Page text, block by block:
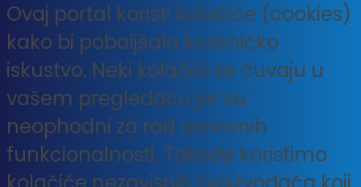
Ovaj portal koristi kolačiće (cookies)
kako bi poboljšala korisničko
iskustvo. Neki kolačići se čuvaju u
vašem pregledaču jer su
neophodni za rad osnovnih
funkcionalnosti. Takođe koristimo